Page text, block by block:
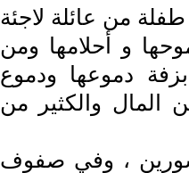
من عائلة لاجئة
و أحلامها ومن
دموعها ودموع
المال والكثير من
، وفي صفوف